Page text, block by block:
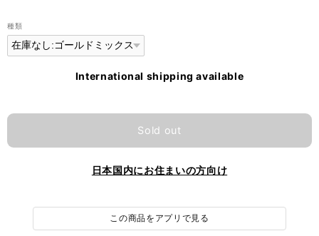
種類
International shipping available
Sold out
日本国内にお住まいの方向け
この商品をアプリで見る